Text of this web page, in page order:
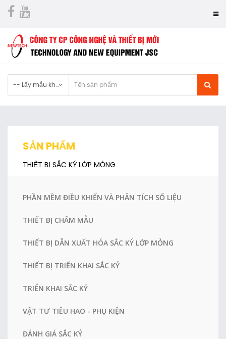
-- Lấy mẫu khí thải
SẢN PHẨM
THIẾT BỊ SẮC KÝ LỚP MỎNG
PHẦN MỀM ĐIỀU KHIỂN VÀ PHÂN TÍCH SỐ LIỆU
THIẾT BỊ CHẤM MẪU
THIẾT BỊ DẪN XUẤT HÓA SẮC KÝ LỚP MỎNG
THIẾT BỊ TRIỂN KHAI SẮC KÝ
TRIỂN KHAI SẮC KÝ
VẬT TƯ TIÊU HAO - PHỤ KIỆN
ĐÁNH GIÁ SẮC KÝ